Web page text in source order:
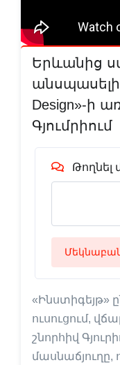
Երևանից
անսպասելի
Design»-ի
Գյումրիում
Թողնել
«Ինստիգեյթ»
ուսուցում,
շնորհիվ
մասնաճյուղը,